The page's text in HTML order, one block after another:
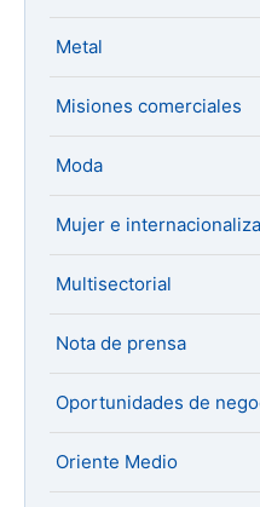
Metal
Misiones comerciales
Moda
Mujer e
Multisectorial
Nota de prensa
Oportunidades de
Oriente Medio